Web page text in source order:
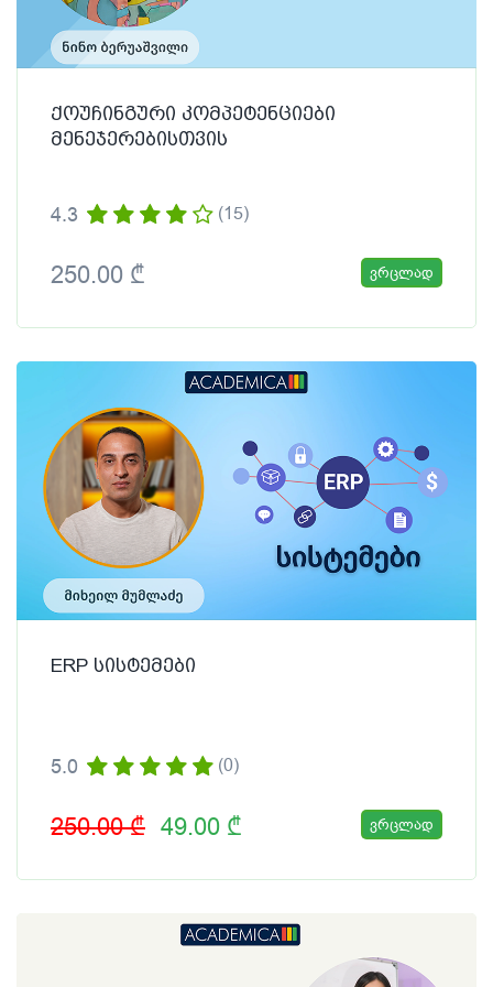
ქოუჩინგური კომპეტენციები
მენეჯერებისთვის
4.3 (15)
250.00 ₾ ვრცლად
ERP სისტემები
5.0 (0)
250.00 ₾ 49.00 ₾ ვრცლად